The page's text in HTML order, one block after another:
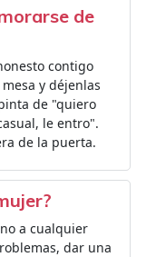
de
contigo
y déjenlas
de "quiero
le entro".
de la puerta.
a cualquier
dar una